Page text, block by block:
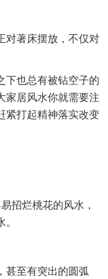
对著床摆放，不仅对
下也总有被钻空子的
家居风水你就需要注
紧打起精神落实改变
招烂桃花的风水，
甚至有突出的圆弧